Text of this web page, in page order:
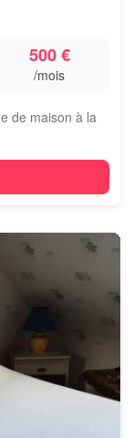
500 €
/mois
de maison à la